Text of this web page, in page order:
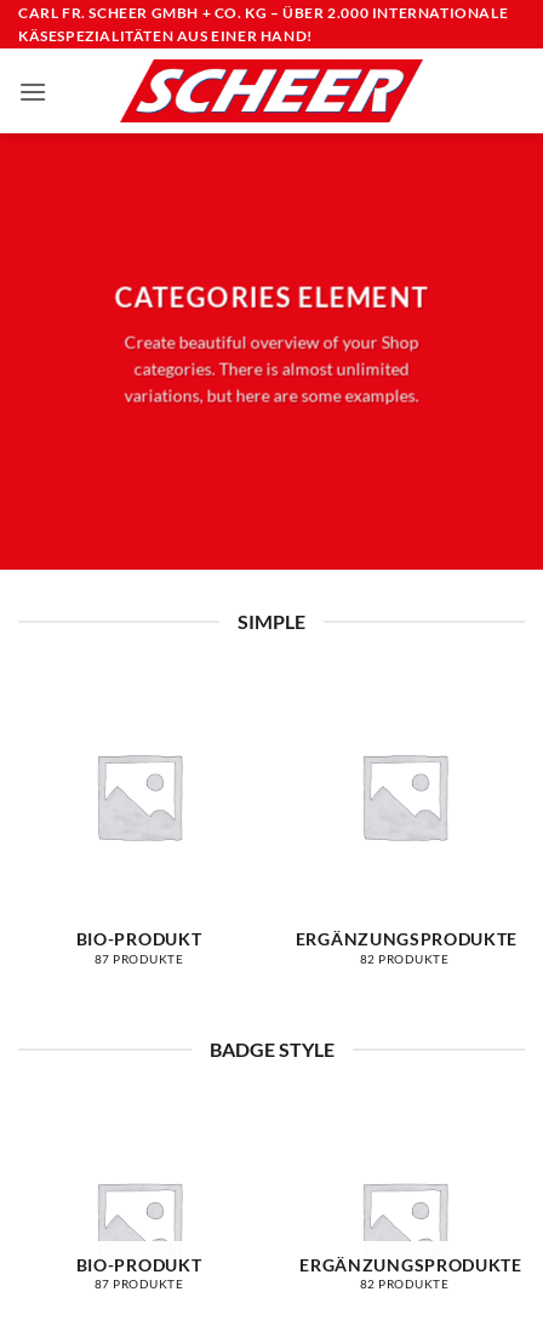
Zum
Inhalt
CARL FR. SCHEER GMBH + CO. KG – ÜBER 2.000 INTERNATIONALE
KÄSESPEZIALITÄTEN AUS EINER HAND!
CATEGORIES ELEMENT
Create beautiful overview of your Shop
categories. There is almost unlimited
variations, but here are some examples.
SIMPLE
BIO-PRODUKT
87 PRODUKTE
ERGÄNZUNGSPRODUKTE
82 PRODUKTE
BADGE STYLE
BIO-PRODUKT
87 PRODUKTE
ERGÄNZUNGSPRODUKTE
82 PRODUKTE